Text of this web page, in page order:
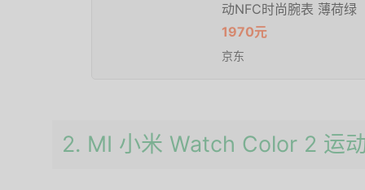
动NFC时尚腕表 薄荷绿
1970元
京东
2. MI 小米 Watch Color 2 运